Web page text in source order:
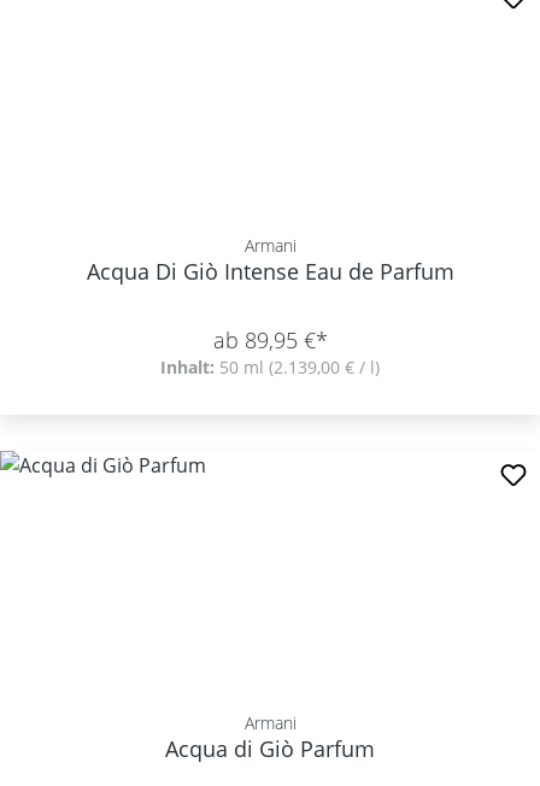
Armani
Acqua Di Giò Intense Eau de Parfum
ab 89,95 €*
Inhalt: 50 ml (2.139,00 € / l)
Armani
Acqua di Giò Parfum